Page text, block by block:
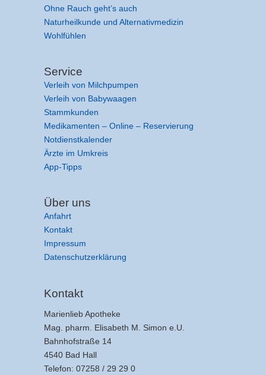
Ohne Rauch geht’s auch
Naturheilkunde und Alternativmedizin
Wohlfühlen
Service
Verleih von Milchpumpen
Verleih von Babywaagen
Stammkunden
Medikamenten – Online – Reservierung
Notdienstkalender
Ärzte im Umkreis
App-Tipps
Über uns
Anfahrt
Kontakt
Impressum
Datenschutzerklärung
Kontakt
Marienlieb Apotheke
Mag. pharm. Elisabeth M. Simon e.U.
Bahnhofstraße 14
4540 Bad Hall
Telefon: 07258 / 29 29 0